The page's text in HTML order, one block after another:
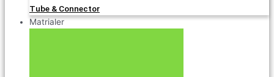
Tube & Connector
Matrialer